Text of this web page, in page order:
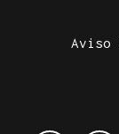
Aviso